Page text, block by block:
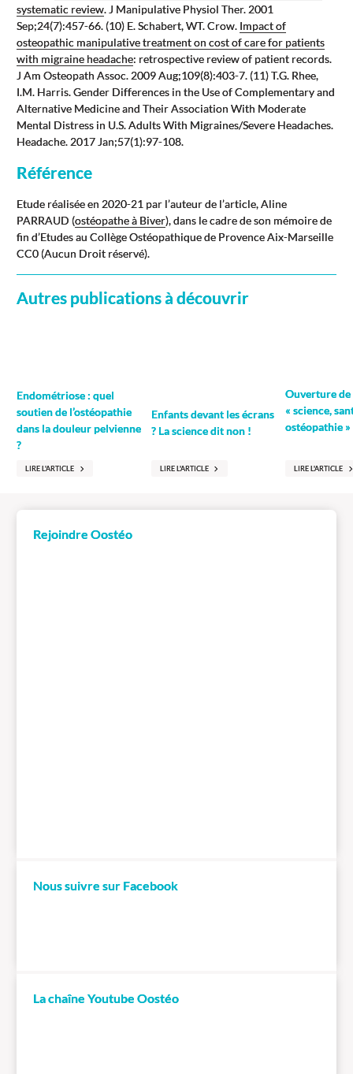
systematic review. J Manipulative Physiol Ther. 2001
Sep;24(7):457-66. (10) E. Schabert, WT. Crow. Impact of
osteopathic manipulative treatment on cost of care for patients
with migraine headache: retrospective review of patient records.
J Am Osteopath Assoc. 2009 Aug;109(8):403-7. (11) T.G. Rhee,
I.M. Harris. Gender Differences in the Use of Complementary and
Alternative Medicine and Their Association With Moderate
Mental Distress in U.S. Adults With Migraines/Severe Headaches.
Headache. 2017 Jan;57(1):97-108.
Référence
Etude réalisée en 2020-21 par l’auteur de l’article, Aline
PARRAUD (ostéopathe à Biver), dans le cadre de son mémoire de
fin d’Etudes au Collège Ostéopathique de Provence Aix-Marseille
CC0 (Aucun Droit réservé).
Autres publications à découvrir
Endométriose : quel
soutien de l’ostéopathie
dans la douleur pelvienne
?
LIRE L'ARTICLE
Enfants devant les écrans
? La science dit non !
LIRE L'ARTICLE
Ouverture
« science,
ostéopathie »
LIRE L'ARTICLE
Rejoindre Oostéo
Nous suivre sur Facebook
La chaîne Youtube Oostéo